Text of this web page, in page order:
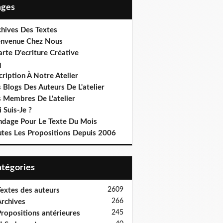
Des Textes
Chez Nous
D'ecriture Créative
À Notre Atelier
Blogs Des Auteurs De L'atelier
Membres De L'atelier
Suis-Je ?
Pour Le Texte Du Mois
Les Propositions Depuis 2006
des auteurs 2609
266
antérieures 245